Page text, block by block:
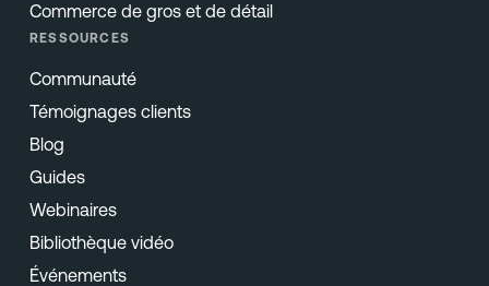
Commerce de gros et de détail
RESSOURCES
Communauté
Témoignages clients
Blog
Guides
Webinaires
Bibliothèque vidéo
Événements